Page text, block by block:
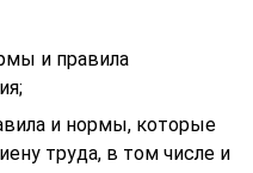
и правила
и нормы, которые
труда, в том числе и